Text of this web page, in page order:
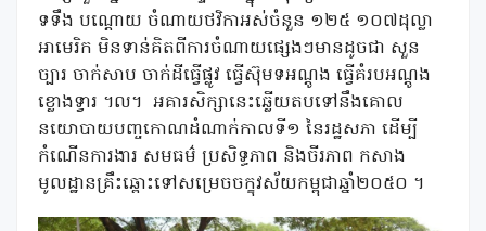
ទទឹង បណ្តោយ ចំណាយថវិកាអស់ចំនួន ១២៥ ១០៧ដុល្លា
អាមេរិក មិនទាន់គិតពីការចំណាយផ្សេងៗមានដូចជា សួន
ច្បារ ចាក់សាប ចាក់ដីធ្វើផ្លូវ ធ្វើស៊ុមទអណ្តូង ធ្វើគំរបអណ្តូង
ខ្លោងទ្វារ ។ល។ អគារសិក្សានេះឆ្លើយតបទៅនឹងគោល
នយោបាយបញ្ចកោណដំណាក់កាលទី១ នៃរដ្ឋសភា ដើម្បី
កំណើនការងារ សមធម៌ ប្រសិទ្ធភាព និងចីរភាព កសាង
មូលដ្ឋានគ្រឹះឆ្ពោះទៅសម្រេចចក្ខុវស័យកម្ពុជាឆ្នាំ២០៥០ ។